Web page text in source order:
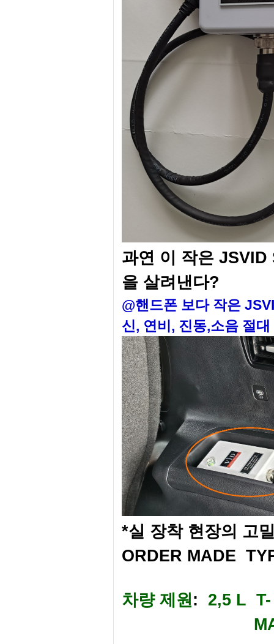
과연 이 작은
을 살려낸다?
@핸드폰 보다 작은
신, 연비, 진동,소음 절대
*실 장착 현장의 고
ORDER MADE
차량 제원: 2,5 L T-
MAX